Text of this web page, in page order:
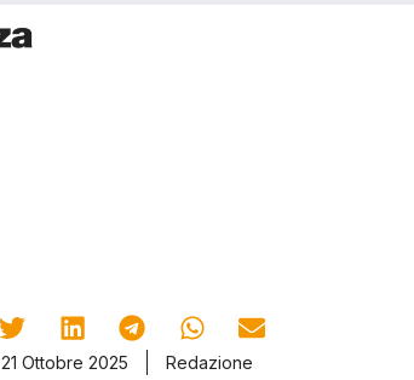
21 Ottobre 2025
Redazione